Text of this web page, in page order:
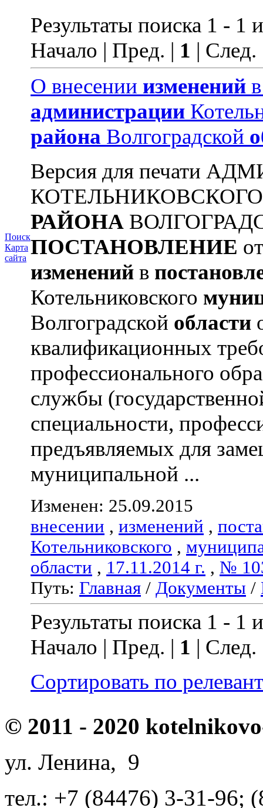
Поиск
Карта
сайта
Результаты поиска 1 - 1
Начало | Пред. | 1 |
О внесении изменений
администрации
района Волгоградской
Версия для печати
РАЙОНА
ПОСТАНОВЛЕНИЕ
изменений в
Котельниковского
Волгоградской области
квалификационных
профессионального
службы
специальности,
предъявляемых для
муниципальной ...
Изменен: 25.09.2015
внесении , изменений ,
Котельниковского ,
области , 17.11.2014 г. , №
Путь: Главная / Документы /
Результаты поиска 1 - 1
Начало | Пред. | 1 |
Сортировать по
© 2011 - 2020
ул. Ленина, 9
тел.: +7 (84476) 3-31-96;